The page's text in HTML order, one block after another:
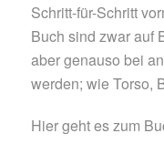
Schritt-für-Schritt
Buch sind zwar auf
aber genauso bei
werden; wie Torso,
Hier geht es zum